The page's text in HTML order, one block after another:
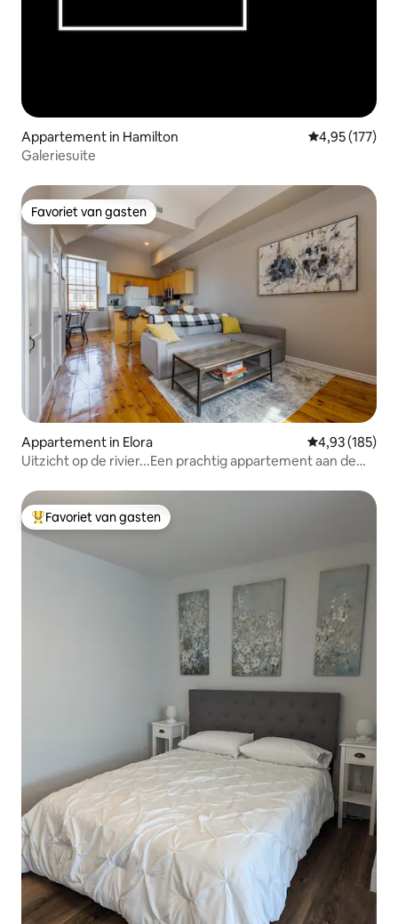
Appartement in Hamilton Gemiddelde
4,95 (177)
Galeriesuite
Favoriet van gasten
Favoriet van gasten
Appartement in Elora Gemiddelde
4,93 (185)
Uitzicht op de rivier...Een prachtig appartement aan de
Topfavoriet van gasten
Favoriet van gasten